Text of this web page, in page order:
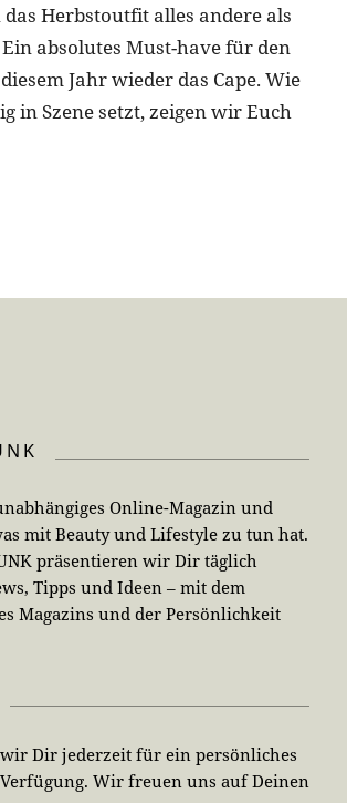
Herbstoutfit alles andere als
absolutes Must-have für den
Jahr wieder das Cape. Wie
in Szene setzt, zeigen wir Euch
Online-Magazin und
mit Beauty und Lifestyle zu tun hat.
präsentieren wir Dir täglich
Tipps und Ideen – mit dem
Magazins und der Persönlichkeit
Dir jederzeit für ein persönliches
Wir freuen uns auf Deinen